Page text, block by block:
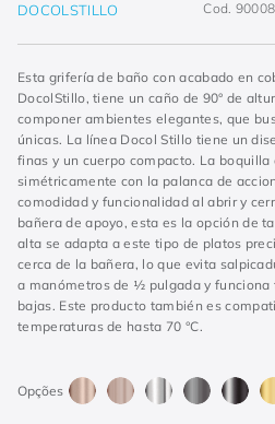
DOCOLSTILLO Cod.
Esta grifería de baño con acabado en
DocolStillo, tiene un caño de 90° de
componer ambientes elegantes, que
únicas. La línea Docol Stillo tiene un
finas y un cuerpo compacto. La
simétricamente con la palanca de
comodidad y funcionalidad al abrir y
bañera de apoyo, esta es la opción de
alta se adapta a este tipo de platos
cerca de la bañera, lo que evita
a manómetros de ½ pulgada y funciona
bajas. Este producto también es
temperaturas de hasta 70 °C.